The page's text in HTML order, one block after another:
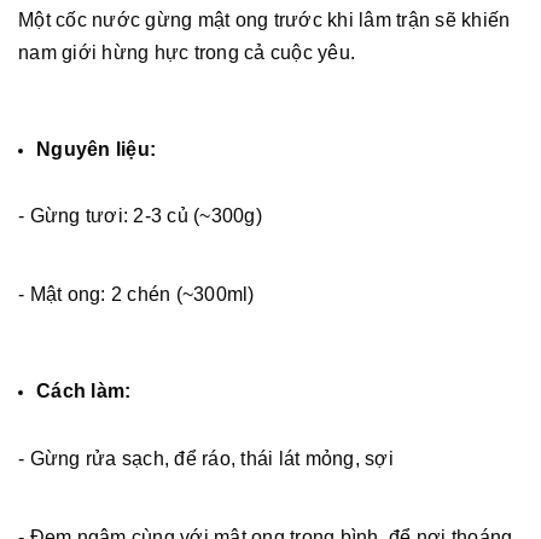
Một cốc nước gừng mật ong trước khi lâm trận sẽ khiến
nam giới hừng hực trong cả cuộc yêu.
Nguyên liệu:
- Gừng tươi: 2-3 củ (~300g)
- Mật ong: 2 chén (~300ml)
Cách làm:
- Gừng rửa sạch, để ráo, thái lát mỏng, sợi